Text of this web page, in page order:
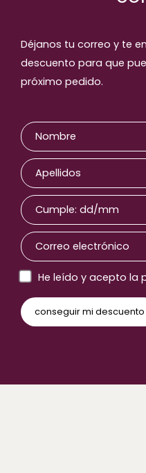
Déjanos tu correo y te
descuento para que
próximo pedido.
He leído y acepto la